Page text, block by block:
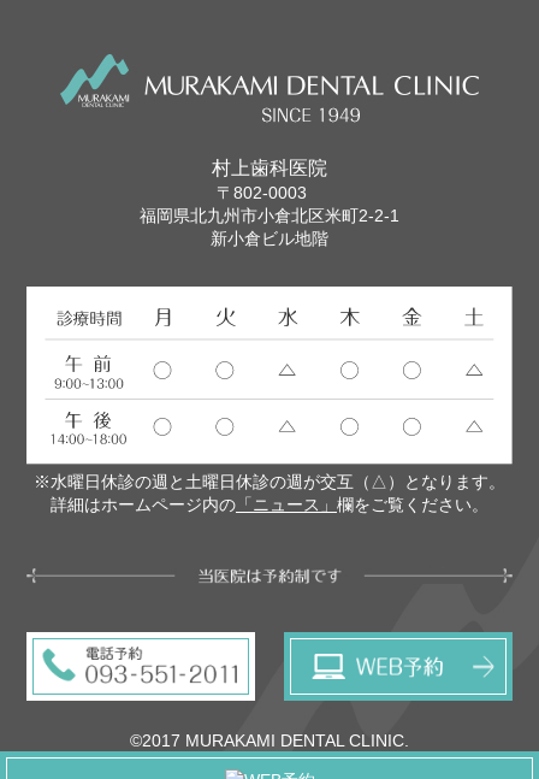
村上歯科医院
〒802-0003
福岡県北九州市小倉北区米町2-2-1
新小倉ビル地階
※水曜日休診の週と土曜日休診の週が交互（△）となります。
詳細はホームページ内の 「ニュース」 欄をご覧ください。
©2017 MURAKAMI DENTAL CLINIC.